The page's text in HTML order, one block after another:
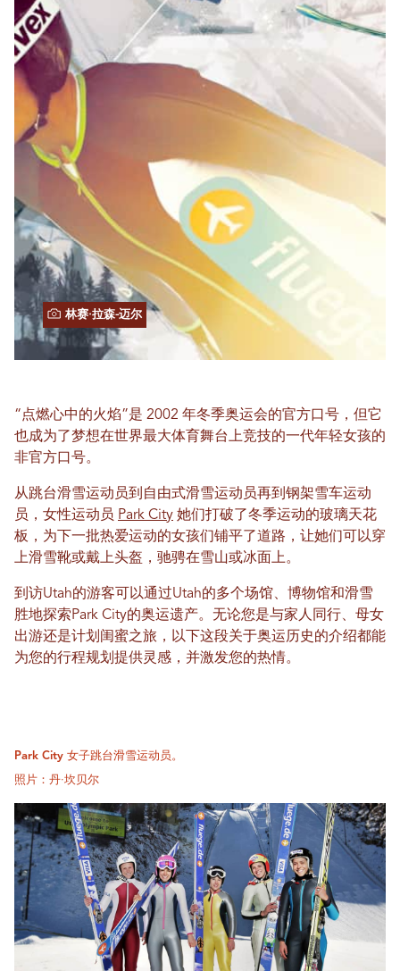
林赛·拉森-迈尔
“点燃心中的火焰”是 2002 年冬季奥运会的官方口号，但它
也成为了梦想在世界最大体育舞台上竞技的一代年轻女孩的
非官方口号。
从跳台滑雪运动员到自由式滑雪运动员再到钢架雪车运动
员，女性运动员 Park City 她们打破了冬季运动的玻璃天花
板，为下一批热爱运动的女孩们铺平了道路，让她们可以穿
上滑雪靴或戴上头盔，驰骋在雪山或冰面上。
到访Utah的游客可以通过Utah的多个场馆、博物馆和滑雪
胜地探索Park City的奥运遗产。无论您是与家人同行、母女
出游还是计划闺蜜之旅，以下这段关于奥运历史的介绍都能
为您的行程规划提供灵感，并激发您的热情。
Park City 女子跳台滑雪运动员。
照片：丹·坎贝尔